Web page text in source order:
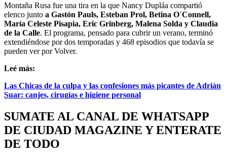
Montaña Rusa fue una tira en la que Nancy Dupláa compartió
elenco junto a Gastón Pauls, Esteban Prol, Betina O´Connell,
María Celeste Pisapia, Eric Grinberg, Malena Solda y Claudia
de la Calle. El programa, pensado para cubrir un verano, terminó
extendiéndose por dos temporadas y 468 episodios que todavía se
pueden ver por Volver.
Leé más:
Las Chicas de la culpa y las confesiones más picantes de Adrián
Suar: canjes, cirugías e higiene personal
SUMATE AL CANAL DE WHATSAPP
DE CIUDAD MAGAZINE Y ENTERATE
DE TODO